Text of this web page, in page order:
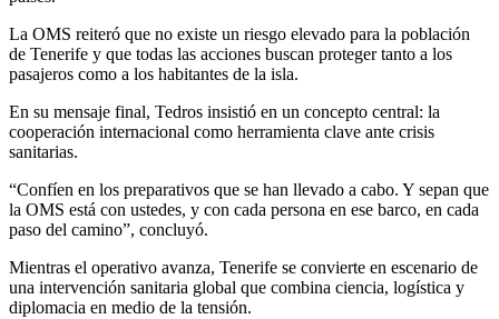
La OMS reiteró que no existe un riesgo elevado para la población
de Tenerife y que todas las acciones buscan proteger tanto a los
pasajeros como a los habitantes de la isla.
En su mensaje final, Tedros insistió en un concepto central: la
cooperación internacional como herramienta clave ante crisis
sanitarias.
“Confíen en los preparativos que se han llevado a cabo. Y sepan que
la OMS está con ustedes, y con cada persona en ese barco, en cada
paso del camino”, concluyó.
Mientras el operativo avanza, Tenerife se convierte en escenario de
una intervención sanitaria global que combina ciencia, logística y
diplomacia en medio de la tensión.